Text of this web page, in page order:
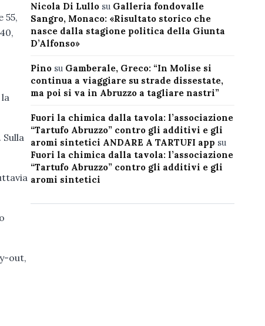
55,
out,
Nicola Di Lullosu Galleria fondovalle
Sangro, Monaco: «Risultato storico che
nasce dalla stagione politica della Giunta
D’Alfonso»
Pinosu Gamberale, Greco: “In Molise si
continua a viaggiare su strade dissestate,
ma poi si va in Abruzzo a tagliare nastri”
Fuori la chimica dalla tavola: l’associazione
“Tartufo Abruzzo” contro gli additivi e gli
aromi sintetici ANDARE A TARTUFI app su
Fuori la chimica dalla tavola: l’associazione
“Tartufo Abruzzo” contro gli additivi e gli
aromi sintetici